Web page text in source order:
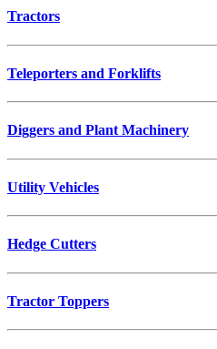
Tractors
Teleporters and Forklifts
Diggers and Plant Machinery
Utility Vehicles
Hedge Cutters
Tractor Toppers